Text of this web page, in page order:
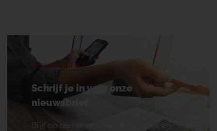
NIEUWSBRIEF
Schrijf je in voor onze
nieuwsbrief
Blijf op de hoogte van onze acties en